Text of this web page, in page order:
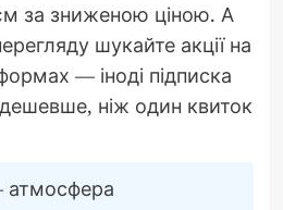
за зниженою ціною. А
шукайте акції на
— іноді підписка
ніж один квиток
атмосфера